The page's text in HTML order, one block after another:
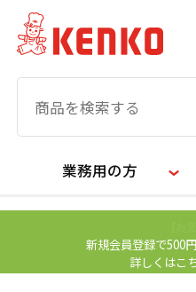
業務用の方
新規会員登録で500
詳しくはこ